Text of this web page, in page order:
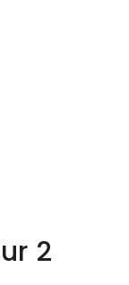
2